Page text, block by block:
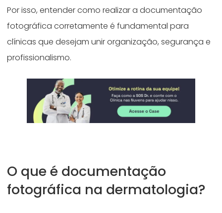
Por isso, entender como realizar a documentação
fotográfica corretamente é fundamental para
clínicas que desejam unir organização, segurança e
profissionalismo.
O que é documentação
fotográfica na dermatologia?